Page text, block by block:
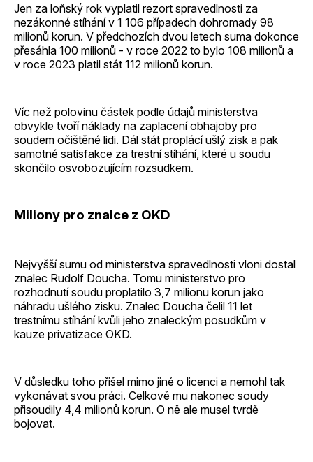
Jen za loňský rok vyplatil rezort spravedlnosti za
nezákonné stíhání v 1 106 případech dohromady 98
milionů korun. V předchozích dvou letech suma dokonce
přesáhla 100 milionů - v roce 2022 to bylo 108 milionů a
v roce 2023 platil stát 112 milionů korun.
Víc než polovinu částek podle údajů ministerstva
obvykle tvoří náklady na zaplacení obhajoby pro
soudem očištěné lidi. Dál stát proplácí ušlý zisk a pak
samotné satisfakce za trestní stíhání, které u soudu
skončilo osvobozujícím rozsudkem.
Miliony pro znalce z OKD
Nejvyšší sumu od ministerstva spravedlnosti vloni dostal
znalec Rudolf Doucha. Tomu ministerstvo pro
rozhodnutí soudu proplatilo 3,7 milionu korun jako
náhradu ušlého zisku. Znalec Doucha čelil 11 let
trestnímu stíhání kvůli jeho znaleckým posudkům v
kauze privatizace OKD.
V důsledku toho přišel mimo jiné o licenci a nemohl tak
vykonávat svou práci. Celkově mu nakonec soudy
přisoudily 4,4 milionů korun. O ně ale musel tvrdě
bojovat.